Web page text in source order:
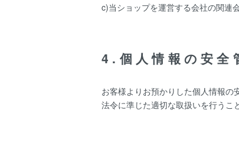
c)当ショップを運営する会社の関連
4.個人情報の安全
お客様よりお預かりした個人情報
法令に準じた適切な取扱いを行うこ